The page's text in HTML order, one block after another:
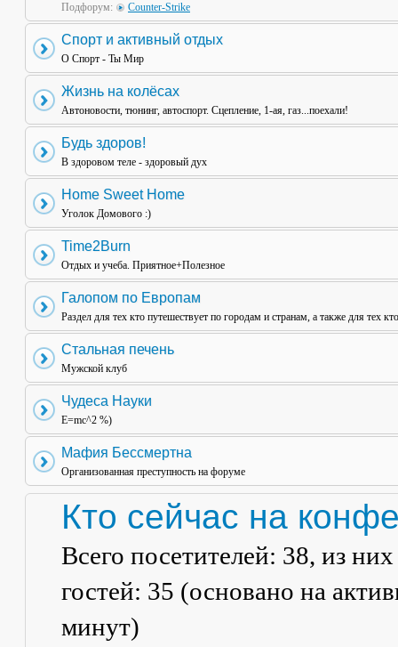
Подфорум:
Counter-Strike
Спорт и активный отдых
О Спорт - Ты Мир
Жизнь на колёсах
Автоновости, тюнинг, автоспорт. Сцепление, 1-ая, газ...поехали!
Будь здоров!
В здоровом теле - здоровый дух
Home Sweet Home
Уголок Домового :)
Time2Burn
Отдых и учеба. Приятное+Полезное
Галопом по Европам
Раздел для тех кто путешествует по городам и странам, а также для тех
Стальная печень
Мужской клуб
Чудеса Науки
E=mc^2 %)
Мафия Бессмертна
Организованная преступность на форуме
Кто сейчас на
Всего посетителей: 38, из
гостей: 35 (основано на
минут)